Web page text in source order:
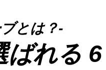
とは？-
れる